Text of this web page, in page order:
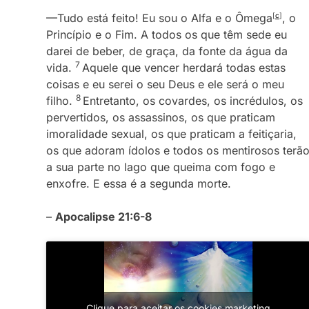
—Tudo está feito! Eu sou o Alfa e o Ômega[c], o
Princípio e o Fim. A todos os que têm sede eu
darei de beber, de graça, da fonte da água da
vida. 7 Aquele que vencer herdará todas estas
coisas e eu serei o seu Deus e ele será o meu
filho. 8 Entretanto, os covardes, os incrédulos, os
pervertidos, os assassinos, os que praticam
imoralidade sexual, os que praticam a feitiçaria,
os que adoram ídolos e todos os mentirosos terão
a sua parte no lago que queima com fogo e
enxofre. E essa é a segunda morte.
– Apocalipse 21:6-8